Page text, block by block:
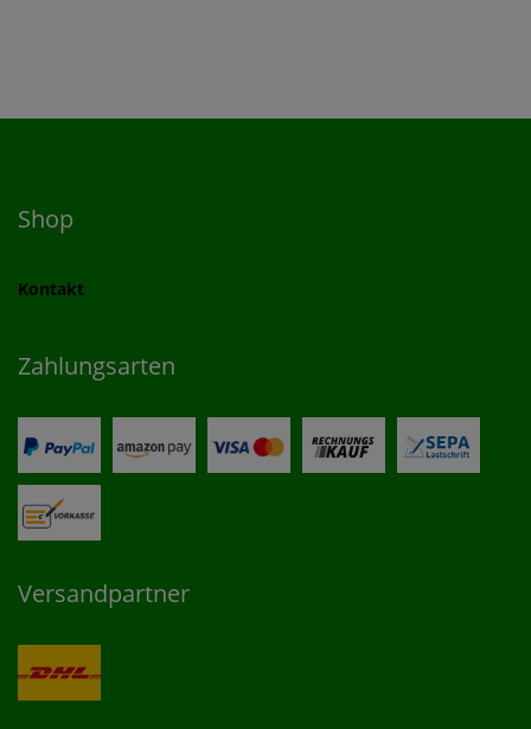
Shop
Kontakt
Zahlungsarten
Versandpartner